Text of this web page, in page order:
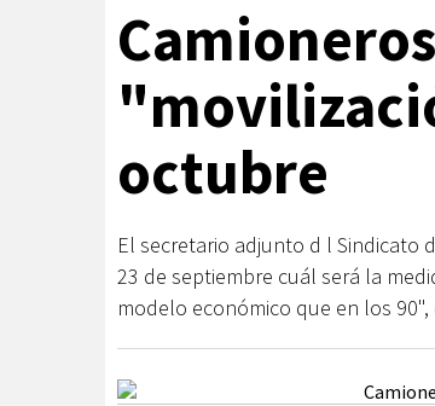
octubre
El secretario adjunto d l Sindicato
23 de septiembre cuál será la
modelo económico que en los 90",